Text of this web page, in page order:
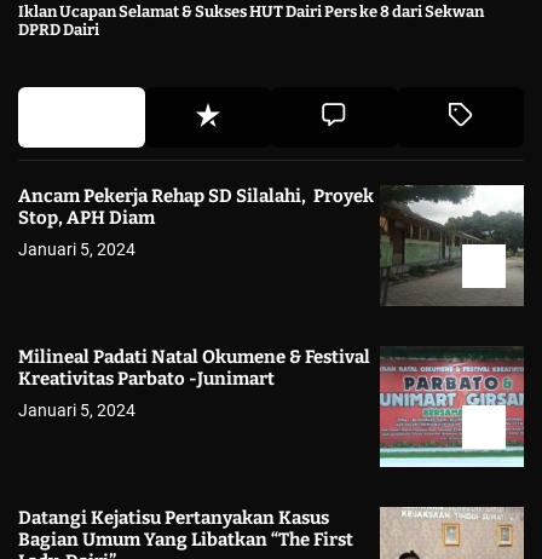
Iklan Ucapan Selamat & Sukses HUT Dairi Pers ke 8 dari Sekwan
DPRD Dairi
Ancam Pekerja Rehap SD Silalahi, Proyek
Stop, APH Diam
Januari 5, 2024
Milineal Padati Natal Okumene & Festival
Kreativitas Parbato -Junimart
Januari 5, 2024
Datangi Kejatisu Pertanyakan Kasus
Bagian Umum Yang Libatkan “The First